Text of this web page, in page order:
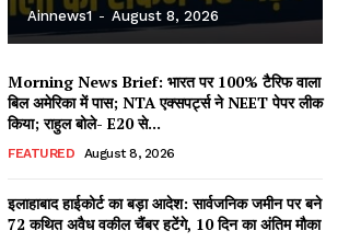
Ainnews1 - August 8, 2026
Morning News Brief: भारत पर 100% टैरिफ वाला
बिल अमेरिका में पास; NTA एक्सपर्ट्स ने NEET पेपर लीक
किया; राहुल बोले- E20 से...
FEATURED August 8, 2026
इलाहाबाद हाईकोर्ट का बड़ा आदेश: सार्वजनिक जमीन पर बने
72 कथित अवैध वकील चैंबर हटेंगे, 10 दिन का अंतिम मौका